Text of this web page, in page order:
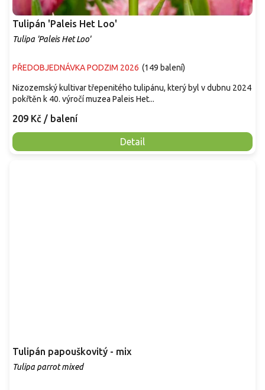
Tulipán 'Paleis Het Loo'
Tulipa 'Paleis Het Loo'
PŘEDOBJEDNÁVKA PODZIM 2026 (149 balení)
209 Kč / balení
Detail
Nizozemský kultivar třepenitého tulipánu, který byl v dubnu 2024
pokřtěn k 40. výročí muzea Paleis Het...
Tulipán papouškovitý - mix
Tulipa parrot mixed